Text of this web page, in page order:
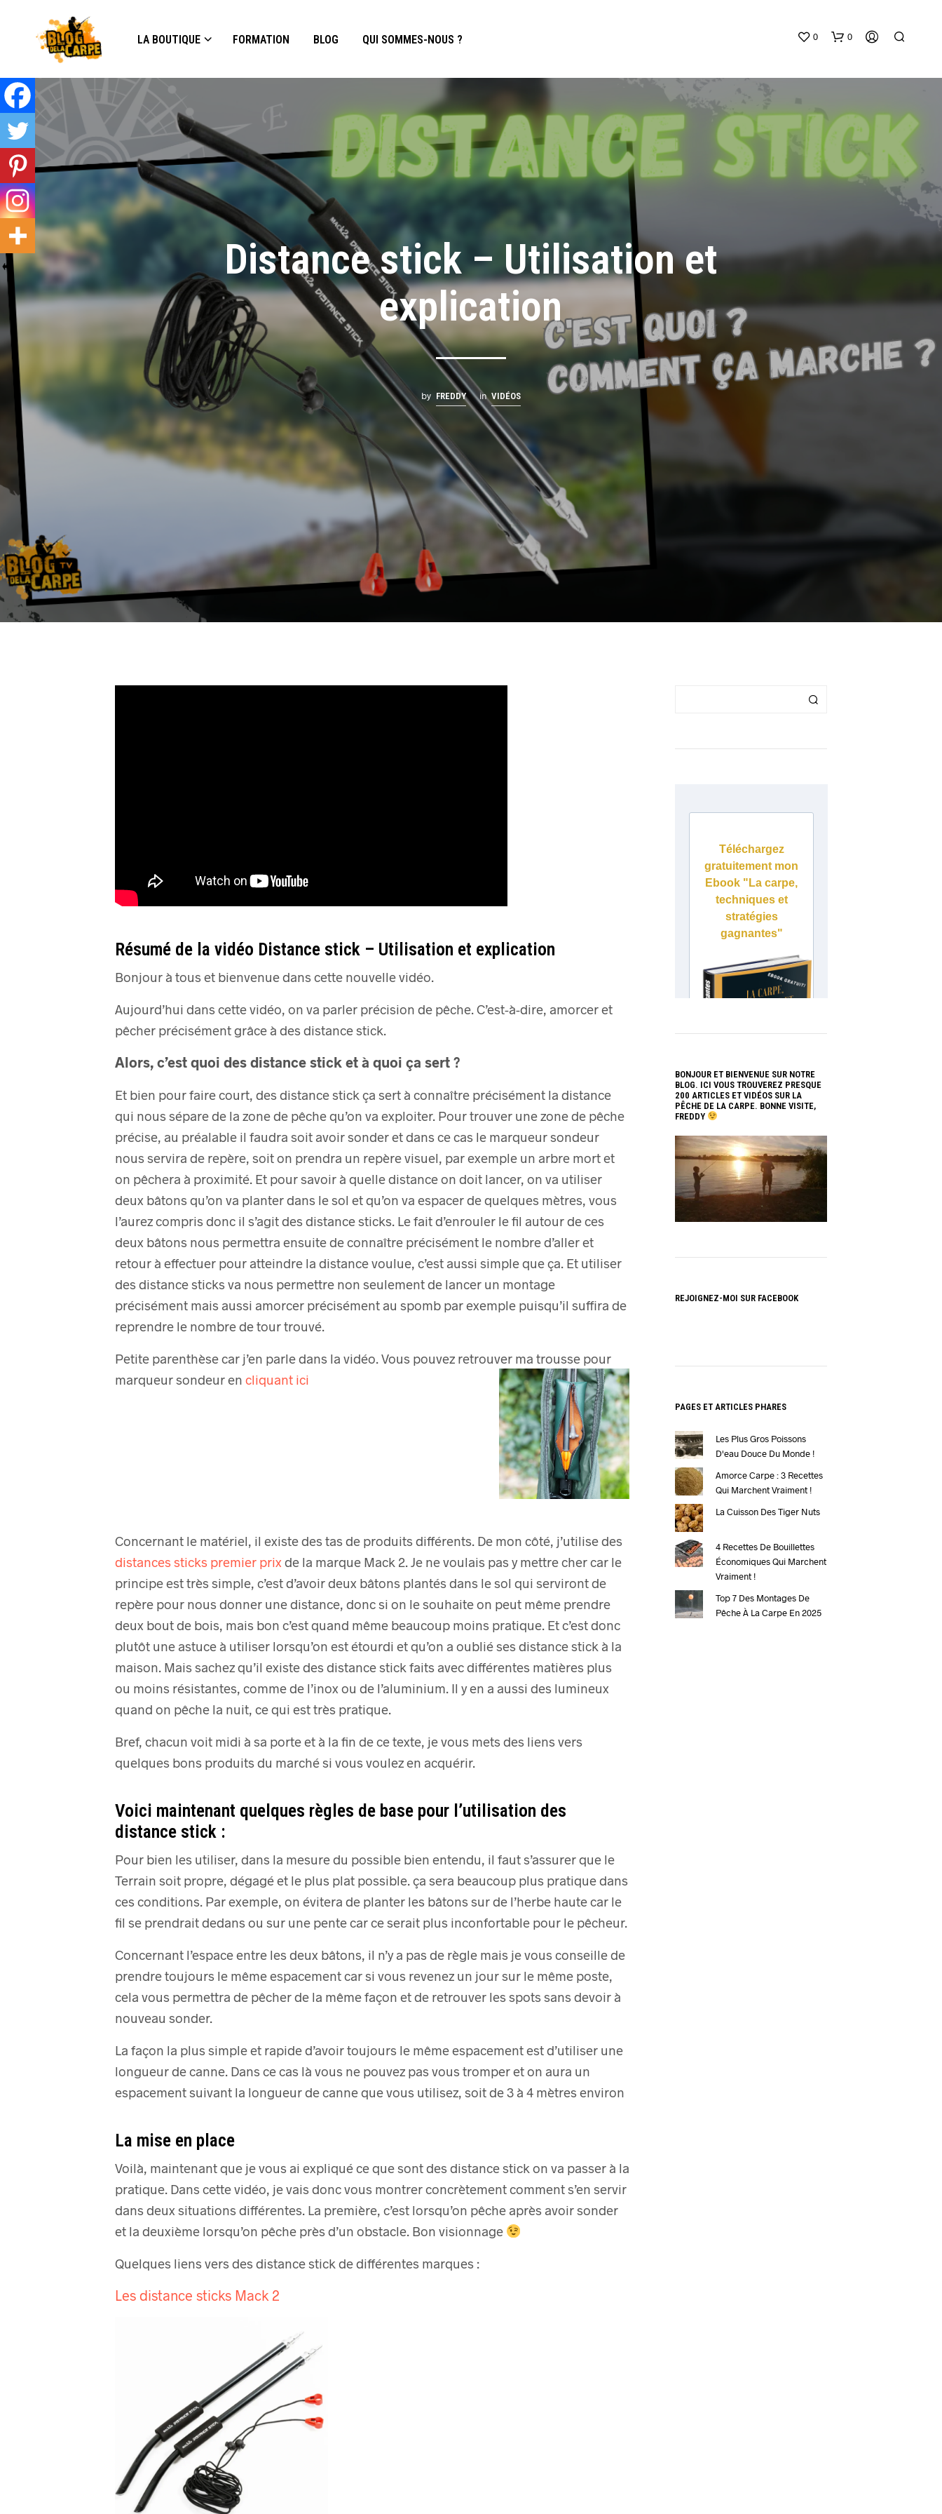
LA BOUTIQUE FORMATION BLOG QUI SOMMES-NOUS ? 0 0
E
Distance stick – Utilisation et
explication
by FREDDY in VIDÉOS
Résumé de la vidéo Distance stick – Utilisation et explication
Bonjour à tous et bienvenue dans cette nouvelle vidéo.
Aujourd’hui dans cette vidéo, on va parler précision de pêche. C’est-à-dire, amorcer et
pêcher précisément grâce à des distance stick.
Alors, c’est quoi des distance stick et à quoi ça sert ?
Et bien pour faire court, des distance stick ça sert à connaître précisément la distance
qui nous sépare de la zone de pêche qu’on va exploiter. Pour trouver une zone de pêche
précise, au préalable il faudra soit avoir sonder et dans ce cas le marqueur sondeur
nous servira de repère, soit on prendra un repère visuel, par exemple un arbre mort et
on pêchera à proximité. Et pour savoir à quelle distance on doit lancer, on va utiliser
deux bâtons qu’on va planter dans le sol et qu’on va espacer de quelques mètres, vous
l’aurez compris donc il s’agit des distance sticks. Le fait d’enrouler le fil autour de ces
deux bâtons nous permettra ensuite de connaître précisément le nombre d’aller et
retour à effectuer pour atteindre la distance voulue, c’est aussi simple que ça. Et utiliser
des distance sticks va nous permettre non seulement de lancer un montage
précisément mais aussi amorcer précisément au spomb par exemple puisqu’il suffira de
reprendre le nombre de tour trouvé.
Petite parenthèse car j’en parle dans la vidéo.Vous pouvez retrouver ma trousse pour
marqueur sondeur en cliquant ici
Concernant le matériel, il existe des tas de produits différents. De mon côté, j’utilise des
distances sticks premier prix de la marque Mack 2.Je ne voulais pas y mettre cher car le
principe est très simple, c’est d’avoir deux bâtons plantés dans le sol qui serviront de
repère pour nous donner une distance, donc si on le souhaite on peut même prendre
deux bout de bois, mais bon c’est quand même beaucoup moins pratique. Et c’est donc
plutôt une astuce à utiliser lorsqu’on est étourdi et qu’on a oublié ses distance stick à la
maison. Mais sachez qu’il existe des distance stick faits avec différentes matières plus
ou moins résistantes, comme de l’inox ou de l’aluminium. Il y en a aussi des lumineux
quand on pêche la nuit, ce qui est très pratique.
Bref, chacun voit midi à sa porte et à la fin de ce texte, je vous mets des liens vers
quelques bons produits du marché si vous voulez en acquérir.
Voici maintenant quelques règles de base pour l’utilisation des
distance stick :
Pour bien les utiliser, dans la mesure du possible bien entendu, il faut s’assurer que le
Terrain soit propre, dégagé et le plus plat possible. ça sera beaucoup plus pratique dans
ces conditions. Par exemple, on évitera de planter les bâtons sur de l’herbe haute car le
fil se prendrait dedans ou sur une pente car ce serait plus inconfortable pour le pêcheur.
Concernant l’espace entre les deux bâtons, il n’y a pas de règle mais je vous conseille de
prendre toujours le même espacement car si vous revenez un jour sur le même poste,
cela vous permettra de pêcher de la même façon et de retrouver les spots sans devoir à
nouveau sonder.
La façon la plus simple et rapide d’avoir toujours le même espacement est d’utiliser une
longueur de canne. Dans ce cas là vous ne pouvez pas vous tromper et on aura un
espacement suivant la longueur de canne que vous utilisez, soit de 3 à 4 mètres environ
La mise en place
Voilà, maintenant que je vous ai expliqué ce que sont des distance stick on va passer à la
pratique. Dans cette vidéo, je vais donc vous montrer concrètement comment s’en servir
dans deux situations différentes. La première, c’est lorsqu’on pêche après avoir sonder
et la deuxième lorsqu’on pêche près d’un obstacle. Bon visionnage
Quelques liens vers des distance stick de différentes marques :
Les distance sticks Mack 2
BONJOUR ET BIENVENUE SUR NOTRE
BLOG. ICI VOUS TROUVEREZ PRESQUE
200 ARTICLES ET VIDÉOS SUR LA
PÊCHE DE LA CARPE. BONNE VISITE,
FREDDY
REJOIGNEZ-MOI SUR FACEBOOK
PAGES ET ARTICLES PHARES
Les Plus Gros Poissons
D'eau Douce Du Monde !
Amorce Carpe : 3 Recettes
Qui Marchent Vraiment !
La Cuisson Des Tiger Nuts
4 Recettes De Bouillettes
Économiques Qui Marchent
Vraiment !
Top 7 Des Montages De
Pêche À La Carpe En 2025